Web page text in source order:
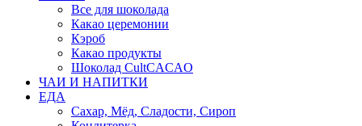
Все для шоколада
Какао церемонии
Кэроб
Какао продукты
Шоколад CultCACAO
ЧАИ И НАПИТКИ
ЕДА
Сахар, Мёд, Сладости, Сироп